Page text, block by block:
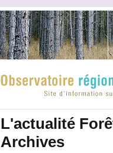
L'actualité
Archives